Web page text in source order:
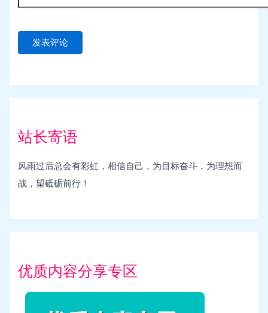
站长寄语
风雨过后总会有彩虹，相信自己，为目标奋斗，为理想而
战，望砥砺前行！
优质内容分享专区